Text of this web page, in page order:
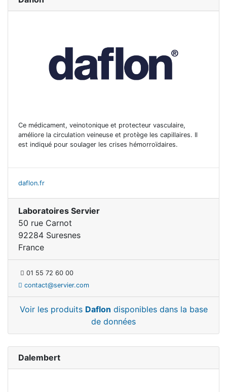
Ce médicament, veinotonique et protecteur vasculaire,
améliore la circulation veineuse et protège les capillaires. Il
est indiqué pour soulager les crises hémorroïdaires.
daflon.fr
Laboratoires Servier
50 rue Carnot
92284 Suresnes
France
01 55 72 60 00
contact@servier.com
Voir les produits Daflon disponibles dans la base
de données
Dalembert